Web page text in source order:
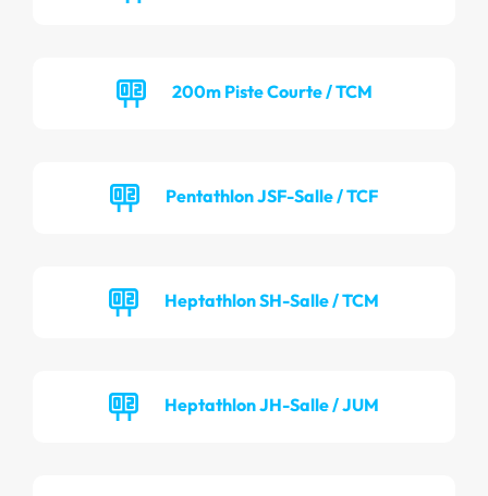
200m Piste Courte / TCM
Pentathlon JSF-Salle / TCF
Heptathlon SH-Salle / TCM
Heptathlon JH-Salle / JUM